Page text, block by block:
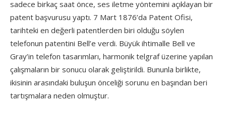
sadece birkaç saat önce, ses iletme yöntemini açıklayan bir
patent başvurusu yaptı. 7 Mart 1876’da Patent Ofisi,
tarihteki en değerli patentlerden biri olduğu söylen
telefonun patentini Bell’e verdi. Büyük ihtimalle Bell ve
Gray’in telefon tasarımları, harmonik telgraf üzerine yapılan
çalışmaların bir sonucu olarak geliştirildi. Bununla birlikte,
ikisinin arasındaki buluşun önceliği sorunu en başından beri
tartışmalara neden olmuştur.